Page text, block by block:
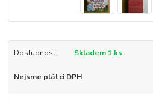
Dostupnost Skladem 1 ks
Nejsme plátci DPH